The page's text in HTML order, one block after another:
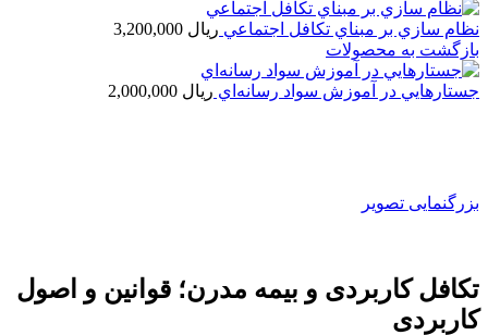
نظام سازي بر مبناي تکافل اجتماعي ریال
بازگشت به محصولات
جستارهايي در آموزش سواد رسانه‌اي ریال
بزرگنمایی تصویر
تکافل کاربردی و بیمه مدرن؛ قوانین و اصول
کاربردی